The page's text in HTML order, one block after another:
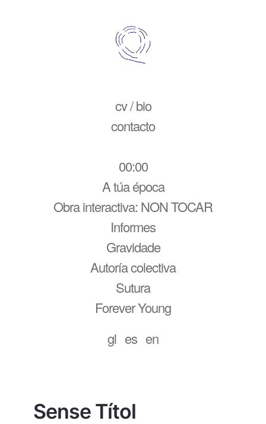
cv / bio
contacto
00:00
A túa época
Obra interactiva: NON TOCAR
Informes
Gravidade
Autoría colectiva
Sutura
Forever Young
gl es en
Sense Títol